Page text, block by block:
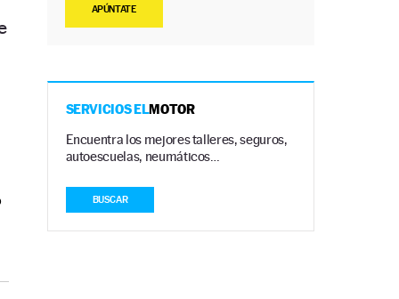
APÚNTATE
SERVICIOS ELMOTOR
Encuentra los mejores talleres, seguros,
autoescuelas, neumáticos…
BUSCAR